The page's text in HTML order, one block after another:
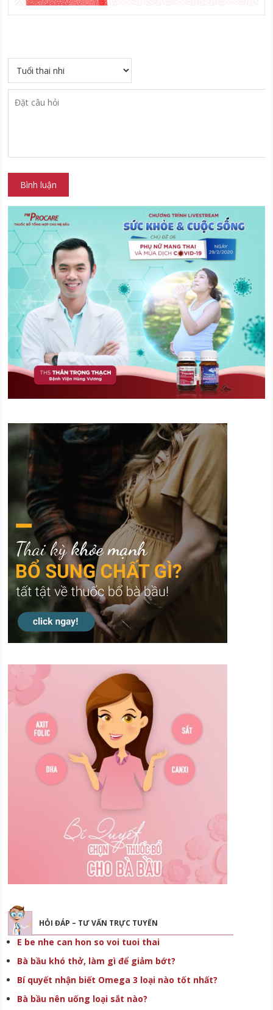
HỎI ĐÁP – TƯ VẤN TRỰC TUYẾN
E be nhe can hon so voi tuoi thai
Bà bầu khó thở, làm gì để giảm bớt?
Bí quyết nhận biết Omega 3 loại nào tốt nhất?
Bà bầu nên uống loại sắt nào?